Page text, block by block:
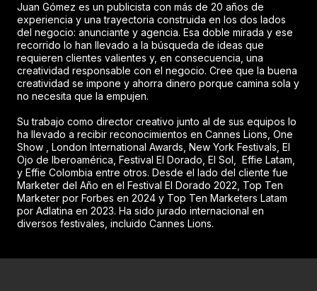
Juan Gómez es un publicista con más de 20 años de
experiencia y una trayectoria construida en los dos lados
del negocio: anunciante y agencia. Esa doble mirada y ese
recorrido lo han llevado a la búsqueda de ideas que
requieren clientes valientes y, en consecuencia, una
creatividad responsable con el negocio. Cree que la buena
creatividad se impone y ahorra dinero porque camina sola y
no necesita que la empujen.
Su trabajo como director creativo junto al de sus equipos lo
ha llevado a recibir reconocimientos en Cannes Lions, One
Show , London International Awards, New York Festivals, El
Ojo de Iberoamérica, Festival El Dorado, El Sol, Effie Latam,
y Effie Colombia entre otros. Desde el lado del cliente fue
Marketer del Año en el Festival El Dorado 2022, Top Ten
Marketer por Forbes en 2024 y Top Ten Marketers Latam
por Adlatina en 2023. Ha sido jurado internacional en
diversos festivales, incluido Cannes Lions.